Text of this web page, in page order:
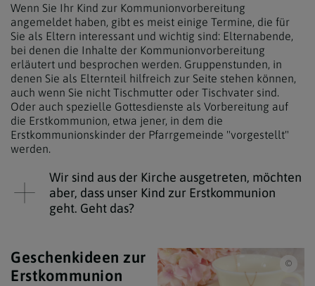
Wenn Sie Ihr Kind zur Kommunionvorbereitung
angemeldet haben, gibt es meist einige Termine, die für
Sie als Eltern interessant und wichtig sind: Elternabende,
bei denen die Inhalte der Kommunionvorbereitung
erläutert und besprochen werden. Gruppenstunden, in
denen Sie als Elternteil hilfreich zur Seite stehen können,
auch wenn Sie nicht Tischmutter oder Tischvater sind.
Oder auch spezielle Gottesdienste als Vorbereitung auf
die Erstkommunion, etwa jener, in dem die
Erstkommunionskinder der Pfarrgemeinde "vorgestellt"
werden.
Wir sind aus der Kirche ausgetreten, möchten
aber, dass unser Kind zur Erstkommunion
geht. Geht das?
Geschenkideen zur
Erstkommunion